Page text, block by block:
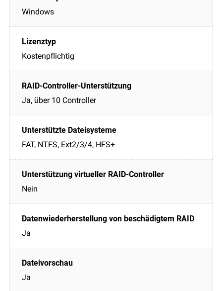
Windows
Kostenpflichtig
Ja, über 10 Controller
FAT, NTFS, Ext2/3/4, HFS+
Nein
Ja
Ja